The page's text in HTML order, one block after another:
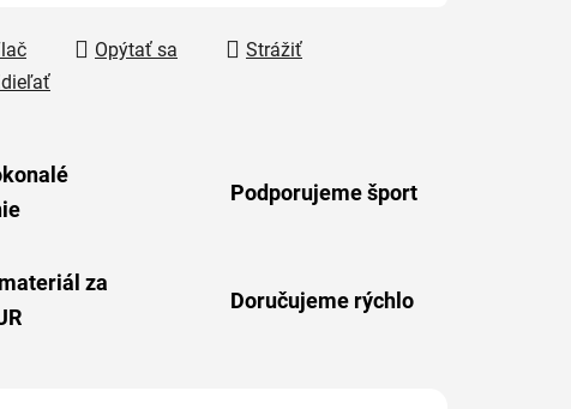
Opýtať sa
Strážiť
Podporujeme šport
za
Doručujeme rýchlo